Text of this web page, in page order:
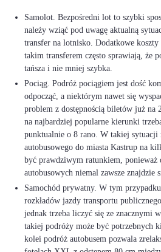
Samolot. Bezpośredni lot to szybki
należy wziąć pod uwagę aktualną
transfer na lotnisko. Dodatkowe koszty
takim transferem często sprawiają, że
tańsza i nie mniej szybka.
Pociąg. Podróż pociągiem jest dość
odpocząć, a niektórym nawet się
problem z dostępnością biletów już na
na najbardziej popularne kierunki
punktualnie o 8 rano. W takiej sytuacji
autobusowego do miasta Kastrup na
być prawdziwym ratunkiem, ponieważ
autobusowych niemal zawsze znajdzie
Samochód prywatny. W tym
rozkładów jazdy transportu
jednak trzeba liczyć się ze znacznymi
takiej podróży może być potrzebnych
kolei podróż autobusem pozwala